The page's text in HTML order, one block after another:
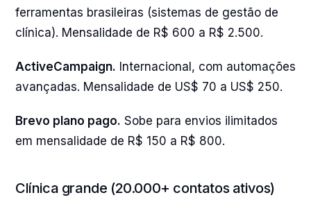
ferramentas brasileiras (sistemas de gestão de
clínica). Mensalidade de R$ 600 a R$ 2.500.
ActiveCampaign. Internacional, com automações
avançadas. Mensalidade de US$ 70 a US$ 250.
Brevo plano pago. Sobe para envios ilimitados
em mensalidade de R$ 150 a R$ 800.
Clínica grande (20.000+ contatos ativos)